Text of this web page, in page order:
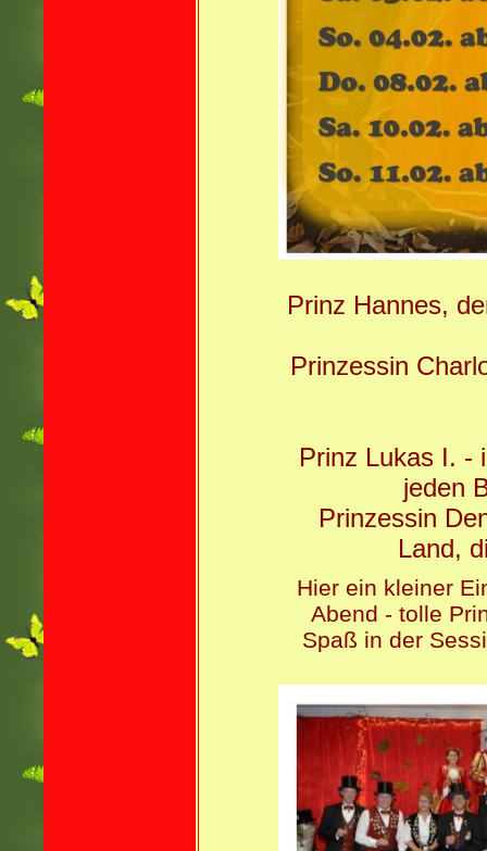
Prinz Hannes,
Prinzessin
Prinz Lukas I. -
jeden
Prinzessin
Land,
Hier ein kleiner
Abend - tolle
Spaß in der